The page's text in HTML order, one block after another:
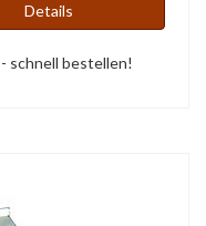
Details
schnell bestellen!